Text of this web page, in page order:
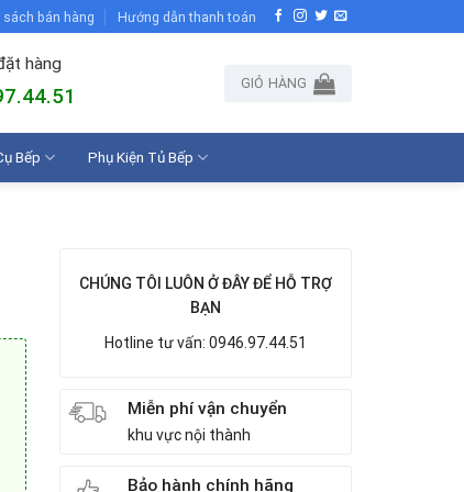
sách bán hàng Hướng dẫn thanh toán
hàng
GIỎ HÀNG
Bếp Phụ Kiện Tủ Bếp
CHÚNG TÔI LUÔN Ở ĐÂY ĐỂ HỖ TRỢ
BẠN
Hotline tư vấn: 0946.97.44.51
Miễn phí vận chuyển
khu vực nội thành
Bảo hành chính hãng